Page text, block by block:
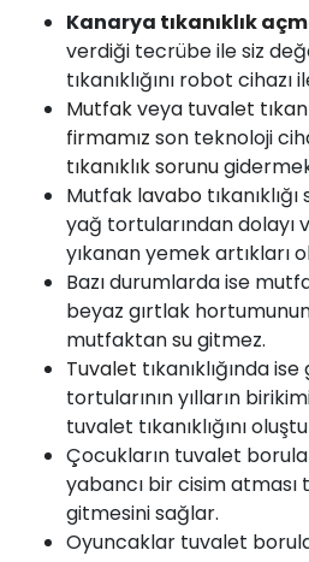
Kanarya tıkanıklık
verdiği tecrübe ile siz
tıkanıklığını robot cihazı
Mutfakveya tuvalet
firmamız son teknoloji
tıkanıklık sorunu
Mutfak lavabo
yağ tortularından dolayı
yıkanan yemek artıkları
Bazı durumlarda ise
beyaz gırtlak
mutfaktansugitmez.
Tuvalet tıkanıklığında
tortularının yılların
tuvalet tıkanıklığını
Çocukların tuvalet
yabancı bir cisim
gitmesini sağlar.
Oyuncaklar tuvalet